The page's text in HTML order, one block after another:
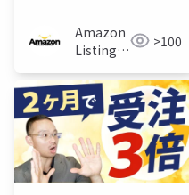
Amazon
Listing
>100